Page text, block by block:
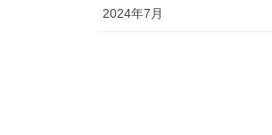
2024年7月